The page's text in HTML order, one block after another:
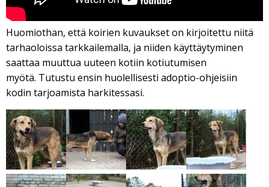
Huomiothan, että koirien kuvaukset on kirjoitettu niitä
tarhaoloissa tarkkailemalla, ja niiden käyttäytyminen
saattaa muuttua uuteen kotiin kotiutumisen
myötä. Tutustu ensin huolellisesti adoptio-ohjeisiin
kodin tarjoamista harkitessasi.